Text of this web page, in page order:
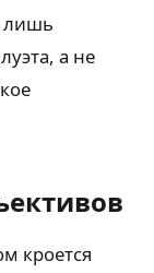
лишь
а не
кроется